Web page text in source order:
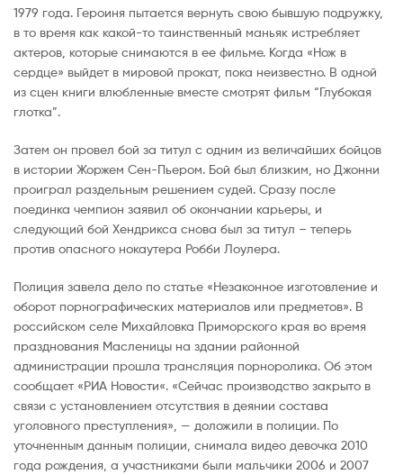
1979 года. Героиня пытается вернуть свою бывшую подружку,
в то время как какой-то таинственный маньяк истребляет
актеров, которые снимаются в ее фильме. Когда «Нож в
сердце» выйдет в мировой прокат, пока неизвестно. В одной
из сцен книги влюбленные вместе смотрят фильм “Глубокая
глотка”.
Затем он провел бой за титул с одним из величайших бойцов
в истории Жоржем Сен-Пьером. Бой был близким, но Джонни
проиграл раздельным решением судей. Сразу после
поединка чемпион заявил об окончании карьеры, и
следующий бой Хендрикса снова был за титул – теперь
против опасного нокаутера Робби Лоулера.
Полиция завела дело по статье «Незаконное изготовление и
оборот порнографических материалов или предметов». В
российском селе Михайловка Приморского края во время
празднования Масленицы на здании районной
администрации прошла трансляция порноролика. Об этом
сообщает «РИА Новости«. «Сейчас производство закрыто в
связи с установлением отсутствия в деянии состава
уголовного преступления», — доложили в полиции. По
уточненным данным полиции, снимала видео девочка 2010
года рождения, а участниками были мальчики 2006 и 2007